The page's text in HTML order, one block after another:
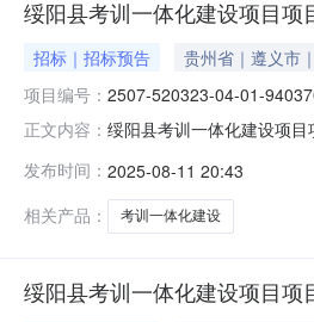
绥阳县考训一体化建设项目项
招标｜招标预告 贵州省｜遵义市
项目编号： 2507-520323-04-01-
正文内容： 绥阳县考训一体化建设项
程咨询服务有限公司统一
发布时间： 2025-08-11 20:43
相关产品：
考训一体化建设
绥阳县考训一体化建设项目项